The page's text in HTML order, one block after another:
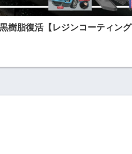
樹脂復活【レジンコーティング